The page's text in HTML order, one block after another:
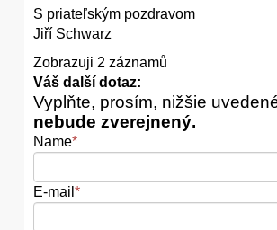
S priateľským pozdravom
Jiří Schwarz
Zobrazuji 2 záznamů
Váš další dotaz:
Vyplňte, prosím, nižšie
nebude zverejnený.
Name*
E-mail *